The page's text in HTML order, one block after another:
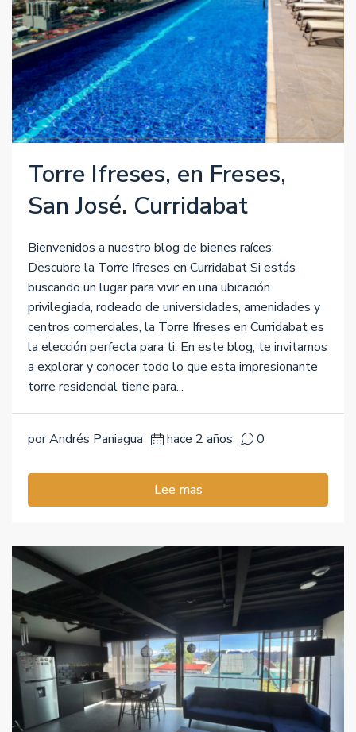
Torre Ifreses, en Freses,
San José. Curridabat
Bienvenidos a nuestro blog de bienes raíces:
Descubre la Torre Ifreses en Curridabat Si estás
buscando un lugar para vivir en una ubicación
privilegiada, rodeado de universidades, amenidades y
centros comerciales, la Torre Ifreses en Curridabat es
la elección perfecta para ti. En este blog, te invitamos
a explorar y conocer todo lo que esta impresionante
torre residencial tiene para...
por Andrés Paniagua hace 2 años 0
Lee mas